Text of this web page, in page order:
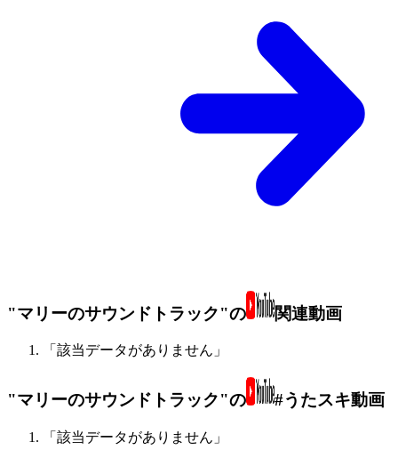
"マリーのサウンドトラック"の 関連動画
「該当データがありません」
"マリーのサウンドトラック"の #うたスキ動画
「該当データがありません」